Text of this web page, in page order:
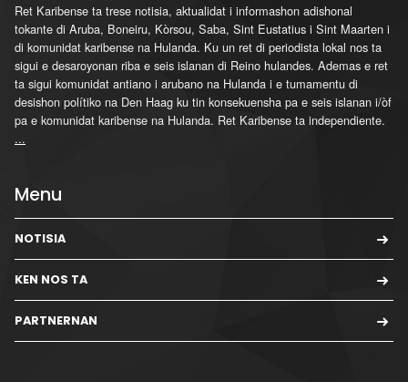
Ret Karibense ta trese notisia, aktualidat i informashon adishonal
tokante di Aruba, Boneiru, Kòrsou, Saba, Sint Eustatius i Sint Maarten i
di komunidat karibense na Hulanda. Ku un ret di periodista lokal nos ta
sigui e desaroyonan riba e seis islanan di Reino hulandes. Ademas e ret
ta sigui komunidat antiano i arubano na Hulanda i e tumamentu di
desishon polítiko na Den Haag ku tin konsekuensha pa e seis islanan i/òf
pa e komunidat karibense na Hulanda. Ret Karibense ta independiente.
...
Menu
NOTISIA
KEN NOS TA
PARTNERNAN